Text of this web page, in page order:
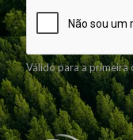
Válido para a primeira